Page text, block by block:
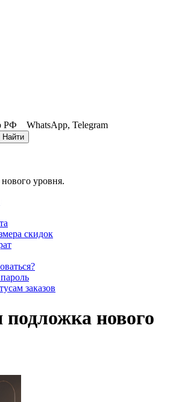
РФ
WhatsApp, Telegram
уровня.
скидок
заказов
нового